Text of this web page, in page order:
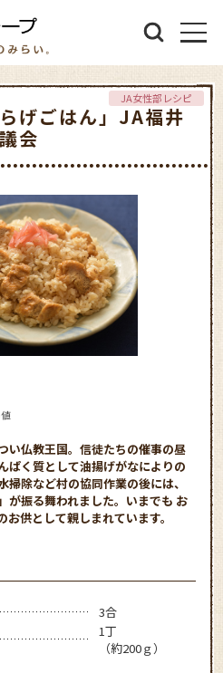
げごはん」JA福井
会
JA女性部レシピ
い仏教王国。信徒たちの催事の昼
ぱく質として油揚げがなによりの
除など村の協同作業の後には、
が振る舞われました。いまでも お
供として親しまれています。
3合
1丁
（約200ｇ）